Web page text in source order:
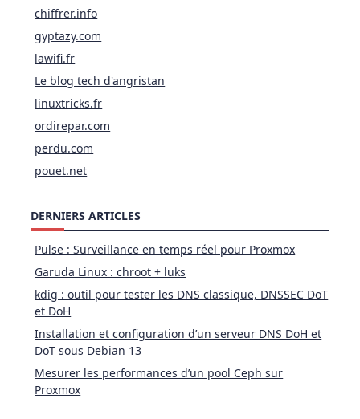
chiffrer.info
gyptazy.com
lawifi.fr
Le blog tech d'angristan
linuxtricks.fr
ordirepar.com
perdu.com
pouet.net
DERNIERS ARTICLES
Pulse : Surveillance en temps réel pour Proxmox
Garuda Linux : chroot + luks
kdig : outil pour tester les DNS classique, DNSSEC DoT
et DoH
Installation et configuration d’un serveur DNS DoH et
DoT sous Debian 13
Mesurer les performances d’un pool Ceph sur
Proxmox